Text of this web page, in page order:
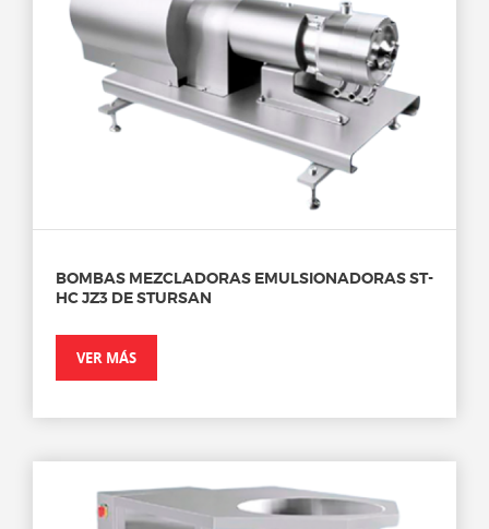
BOMBAS MEZCLADORAS EMULSIONADORAS ST-
HC JZ3 DE STURSAN
VER MÁS